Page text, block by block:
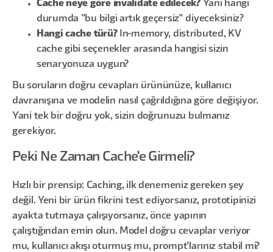
Cache neye göre invalidate edilecek?Yani hangi
durumda "bu bilgi artık geçersiz" diyeceksiniz?
Hangi cache türü?In-memory, distributed, KV
cache gibi seçenekler arasında hangisi sizin
senaryonuza uygun?
Bu soruların doğru cevapları ürününüze, kullanıcı
davranışına ve modelin nasıl çağrıldığına göre değişiyor.
Yani tek bir doğru yok, sizin doğrunuzu bulmanız
gerekiyor.
Peki Ne Zaman Cache'e Girmeli?
Hızlı bir prensip: Caching, ilk denemeniz gereken şey
değil. Yeni bir ürün fikrini test ediyorsanız, prototipinizi
ayakta tutmaya çalışıyorsanız, önce yapının
çalıştığından emin olun. Model doğru cevaplar veriyor
mu, kullanıcı akışı oturmuş mu, prompt'larınız stabil mi?